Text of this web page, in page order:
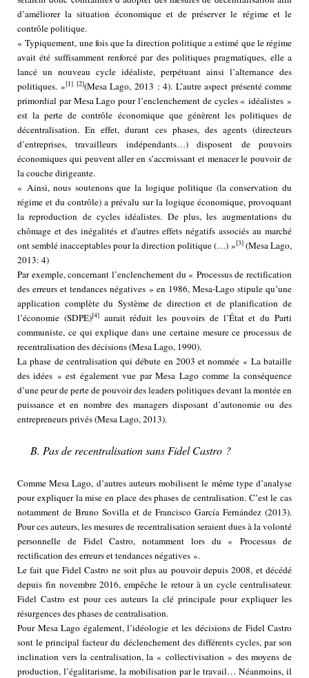
d’améliorer la situation économique et de préserver le régime et le
contrôle politique.
« Typiquement, une fois que la direction politique a estimé que le régime
avait été suffisamment renforcé par des politiques pragmatiques, elle a
lancé un nouveau cycle idéaliste, perpétuant ainsi l’alternance des
politiques. »[1] [2](Mesa Lago, 2013 : 4). L’autre aspect présenté comme
primordial par Mesa Lago pour l’enclenchement de cycles « idéalistes »
est la perte de contrôle économique que génèrent les politiques de
décentralisation. En effet, durant ces phases, des agents (directeurs
d’entreprises, travailleurs indépendants…) disposent de pouvoirs
économiques qui peuvent aller en s’accroissant et menacer le pouvoir de
la couche dirigeante.
« Ainsi, nous soutenons que la logique politique (la conservation du
régime et du contrôle) a prévalu sur la logique économique, provoquant
la reproduction de cycles idéalistes. De plus, les augmentations du
chômage et des inégalités et d'autres effets négatifs associés au marché
ont semblé inacceptables pour la direction politique (…) »[3] (Mesa Lago,
2013: 4)
Par exemple, concernant l’enclenchement du « Processus de rectification
des erreurs et tendances négatives » en 1986, Mesa-Lago stipule qu’une
application complète du Système de direction et de planification de
l’économie (SDPE)[4]aurait réduit les pouvoirs de l’État et du Parti
communiste, ce qui explique dans une certaine mesure ce processus de
recentralisation des décisions (Mesa Lago, 1990).
La phase de centralisation qui débute en 2003 et nommée « La bataille
des idées » est également vue par Mesa Lago comme la conséquence
d’une peur de perte de pouvoir des leaders politiques devant la montée en
puissance et en nombre des managers disposant d’autonomie ou des
entrepreneurs privés (Mesa Lago, 2013).
B. Pas de recentralisation sans Fidel Castro ?
Comme Mesa Lago, d’autres auteurs mobilisent le même type d’analyse
pour expliquer la mise en place des phases de centralisation. C’est le cas
notamment de Bruno Sovilla et de Francisco García Fernández (2013).
Pour ces auteurs, les mesures de recentralisation seraient dues à la volonté
personnelle de Fidel Castro, notamment lors du « Processus de
rectification des erreurs et tendances négatives ».
Le fait que Fidel Castro ne soit plus au pouvoir depuis 2008, et décédé
depuis fin novembre 2016, empêche le retour à un cycle centralisateur.
Fidel Castro est pour ces auteurs la clé principale pour expliquer les
résurgences des phases de centralisation.
Pour Mesa Lago également, l’idéologie et les décisions de Fidel Castro
sont le principal facteur du déclenchement des différents cycles, par son
inclination vers la centralisation, la « collectivisation » des moyens de
production, l’égalitarisme, la mobilisation par le travail… Néanmoins, il